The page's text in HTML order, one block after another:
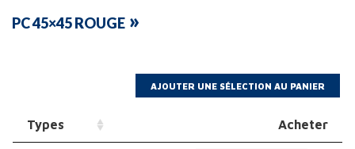
PC 45×45 ROUGE »
Types Acheter